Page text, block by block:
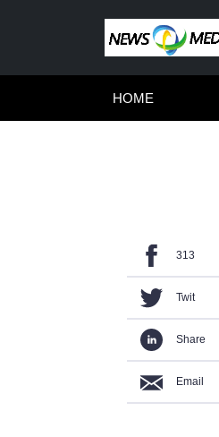
HOME
313
Twit
Share
Email